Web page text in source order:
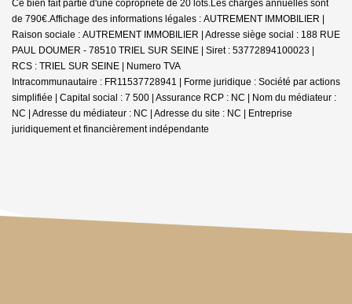
Ce bien fait partie d'une copropriété de 20 lots.Les charges annuelles sont
de 790€.Affichage des informations légales : AUTREMENT IMMOBILIER |
Raison sociale : AUTREMENT IMMOBILIER | Adresse siège social : 188 RUE
PAUL DOUMER - 78510 TRIEL SUR SEINE | Siret : 53772894100023 |
RCS : TRIEL SUR SEINE | Numero TVA
Intracommunautaire : FR11537728941 | Forme juridique : Société par actions
simplifiée | Capital social : 7 500 | Assurance RCP : NC | Nom du médiateur :
NC | Adresse du médiateur : NC | Adresse du site : NC | Entreprise
juridiquement et financièrement indépendante